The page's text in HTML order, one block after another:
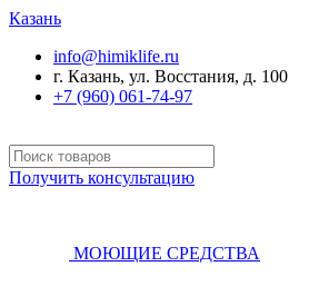
Казань
info@himiklife.ru
г. Казань, ул. Восстания, д. 100
+7 (960) 061-74-97
Получить консультацию
МОЮЩИЕ СРЕДСТВА